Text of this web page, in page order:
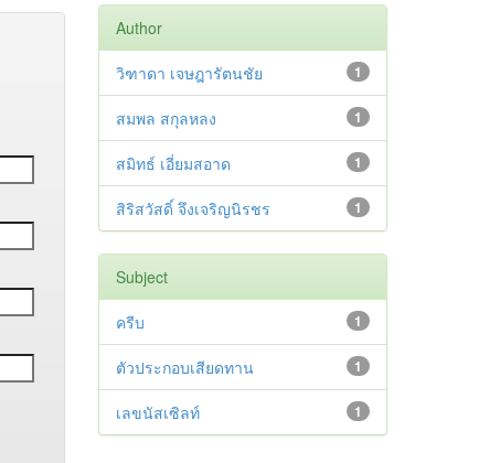
Author
1
วิฑาดา เจษฎารัตนชัย
1
สมพล สกุลหลง
1
สมิทธ์ เอี่ยมสอาด
1
สิริสวัสดิ์ จึงเจริญนิรชร
Subject
1
ครีบ
1
ตัวประกอบเสียดทาน
1
เลขนัสเซิลท์